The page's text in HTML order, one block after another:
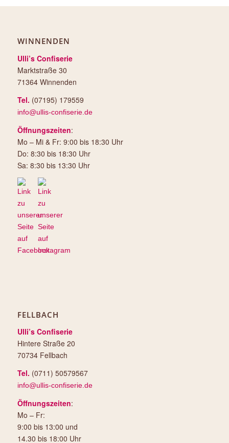
WINNENDEN
Ulli’s Confiserie
Marktstraße 30
71364 Winnenden
Tel. (07195) 179559
info@ullis-confiserie.de
Öffnungszeiten:
Mo – Mi & Fr: 9:00 bis 18:30 Uhr
Do: 8:30 bis 18:30 Uhr
Sa: 8:30 bis 13:30 Uhr
FELLBACH
Ulli’s Confiserie
Hintere Straße 20
70734 Fellbach
Tel. (0711) 50579567
info@ullis-confiserie.de
Öffnungszeiten:
Mo – Fr:
9:00 bis 13:00 und
14.30 bis 18:00 Uhr